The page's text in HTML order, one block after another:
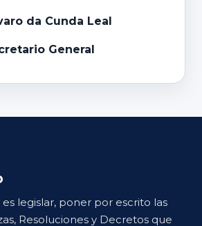
da Cunda Leal
General
legislar, poner por escrito las
Resoluciones y Decretos que